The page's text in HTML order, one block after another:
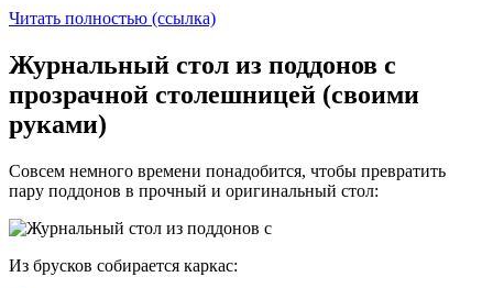
Читать полностью (ссылка)
Журнальный стол из поддонов с
прозрачной столешницей (своими
руками)
Совсем немного времени понадобится, чтобы превратить
пару поддонов в прочный и оригинальный стол:
Из брусков собирается каркас: